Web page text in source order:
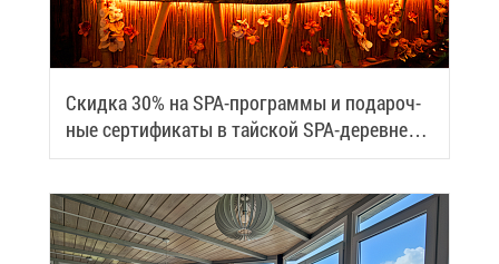
Скид­ка 30% на SPA-про­грам­мы и по­да­роч­
ные сер­ти­фи­ка­ты в тай­ской SPA-де­ревне
Samui